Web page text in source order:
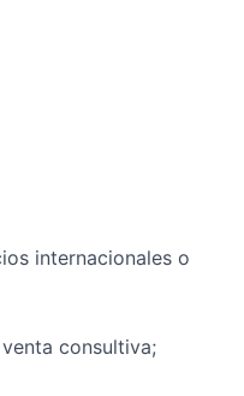
internacionales o
consultiva;